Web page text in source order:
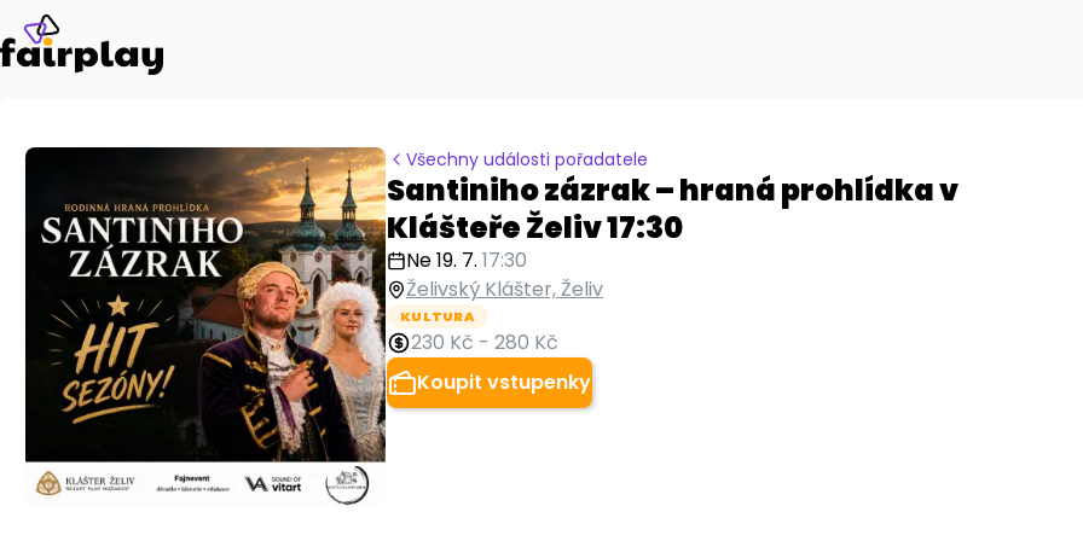
Všechny události pořadatele
Santiniho zázrak – hraná prohlídka v
Klášteře Želiv 17:30
Ne 19. 7. 17:30
Želivský Klášter, Želiv
KULTURA
230 Kč - 280 Kč
Koupit vstupenky